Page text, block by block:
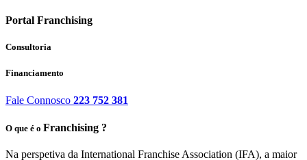
Portal Franchising
Consultoria
Financiamento
Fale Connosco 223 752 381
O que é o Franchising ?
Na perspetiva da International Franchise Association (IFA), a maior